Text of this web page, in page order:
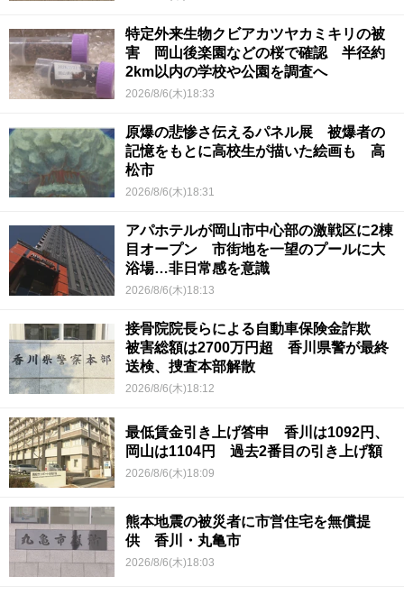
特定外来生物クビアカツヤカミキリの被
害 岡山後楽園などの桜で確認 半径約
2km以内の学校や公園を調査へ
2026/8/6(木)18:33
原爆の悲惨さ伝えるパネル展 被爆者の
記憶をもとに高校生が描いた絵画も 高
松市
2026/8/6(木)18:31
アパホテルが岡山市中心部の激戦区に2棟
目オープン 市街地を一望のプールに大
浴場…非日常感を意識
2026/8/6(木)18:13
接骨院院長らによる自動車保険金詐欺
被害総額は2700万円超 香川県警が最終
送検、捜査本部解散
2026/8/6(木)18:12
最低賃金引き上げ答申 香川は1092円、
岡山は1104円 過去2番目の引き上げ額
2026/8/6(木)18:09
熊本地震の被災者に市営住宅を無償提
供 香川・丸亀市
2026/8/6(木)18:03